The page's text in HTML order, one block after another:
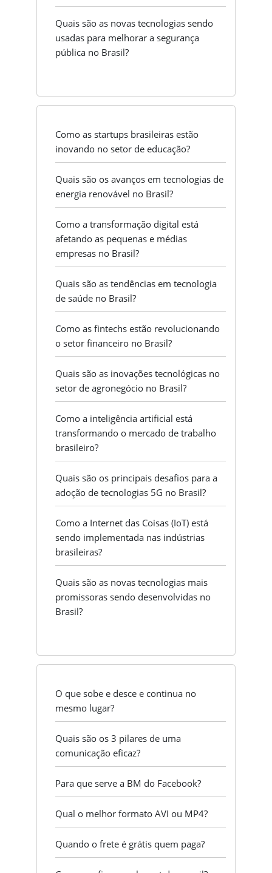
Quais são as novas tecnologias sendo
usadas para melhorar a segurança
pública no Brasil?
Como as startups brasileiras estão
inovando no setor de educação?
Quais são os avanços em tecnologias de
energia renovável no Brasil?
Como a transformação digital está
afetando as pequenas e médias
empresas no Brasil?
Quais são as tendências em tecnologia
de saúde no Brasil?
Como as fintechs estão revolucionando
o setor financeiro no Brasil?
Quais são as inovações tecnológicas no
setor de agronegócio no Brasil?
Como a inteligência artificial está
transformando o mercado de trabalho
brasileiro?
Quais são os principais desafios para a
adoção de tecnologias 5G no Brasil?
Como a Internet das Coisas (IoT) está
sendo implementada nas indústrias
brasileiras?
Quais são as novas tecnologias mais
promissoras sendo desenvolvidas no
Brasil?
O que sobe e desce e continua no
mesmo lugar?
Quais são os 3 pilares de uma
comunicação eficaz?
Para que serve a BM do Facebook?
Qual o melhor formato AVI ou MP4?
Quando o frete é grátis quem paga?